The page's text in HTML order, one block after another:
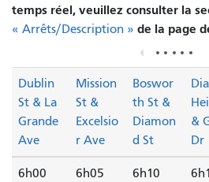
temps réel, veuillez consulter la
« Arrêts/Description » de la page
Dublin
St & La
Grande
Ave
Mission
St &
Excelsio
r Ave
Boswor
th St &
Diamon
d St
&
Dr
6h00 6h05 6h10